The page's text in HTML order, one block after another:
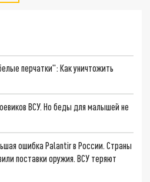
перчатки": Как уничтожить
ВСУ. Но беды для малышей не
ошибка Palantir в России. Страны
поставки оружия. ВСУ теряют